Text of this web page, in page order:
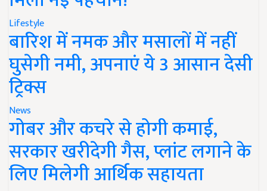
Lifestyle
बारिश में नमक और मसालों में नहीं
घुसेगी नमी, अपनाएं ये 3 आसान देसी
ट्रिक्स
News
गोबर और कचरे से होगी कमाई,
सरकार खरीदेगी गैस, प्लांट लगाने के
लिए मिलेगी आर्थिक सहायता